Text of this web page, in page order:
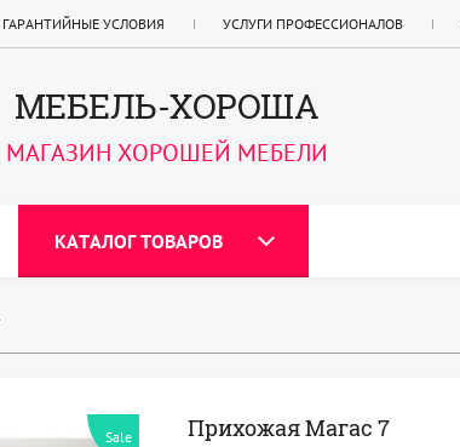
ГАРАНТИЙНЫЕ УСЛОВИЯ УСЛУГИ ПРОФЕССИОНАЛОВ
МЕБЕЛЬ-ХОРОША
МАГАЗИН ХОРОШЕЙ МЕБЕЛИ
КАТАЛОГ ТОВАРОВ
Sale Прихожая Магас 7